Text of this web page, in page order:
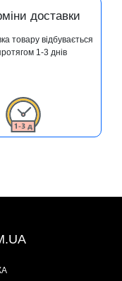
доставки
товару відбувається
1-3 днів